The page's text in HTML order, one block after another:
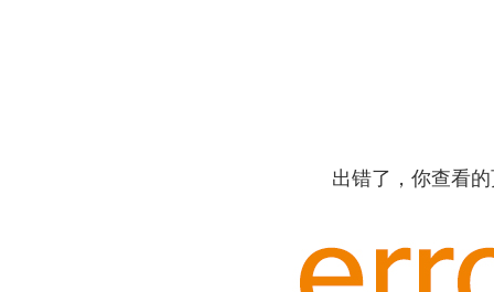
出错了，你查看